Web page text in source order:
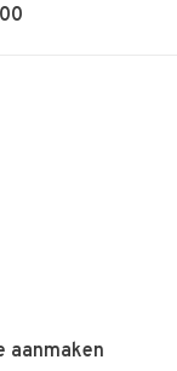
aanmaken